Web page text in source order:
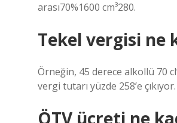
arası70%1600 cm³280.
Tekel vergisi ne
Örneğin, 45 derece alkollü 70
vergi tutarı yüzde 258’e
ÖTV ücreti ne